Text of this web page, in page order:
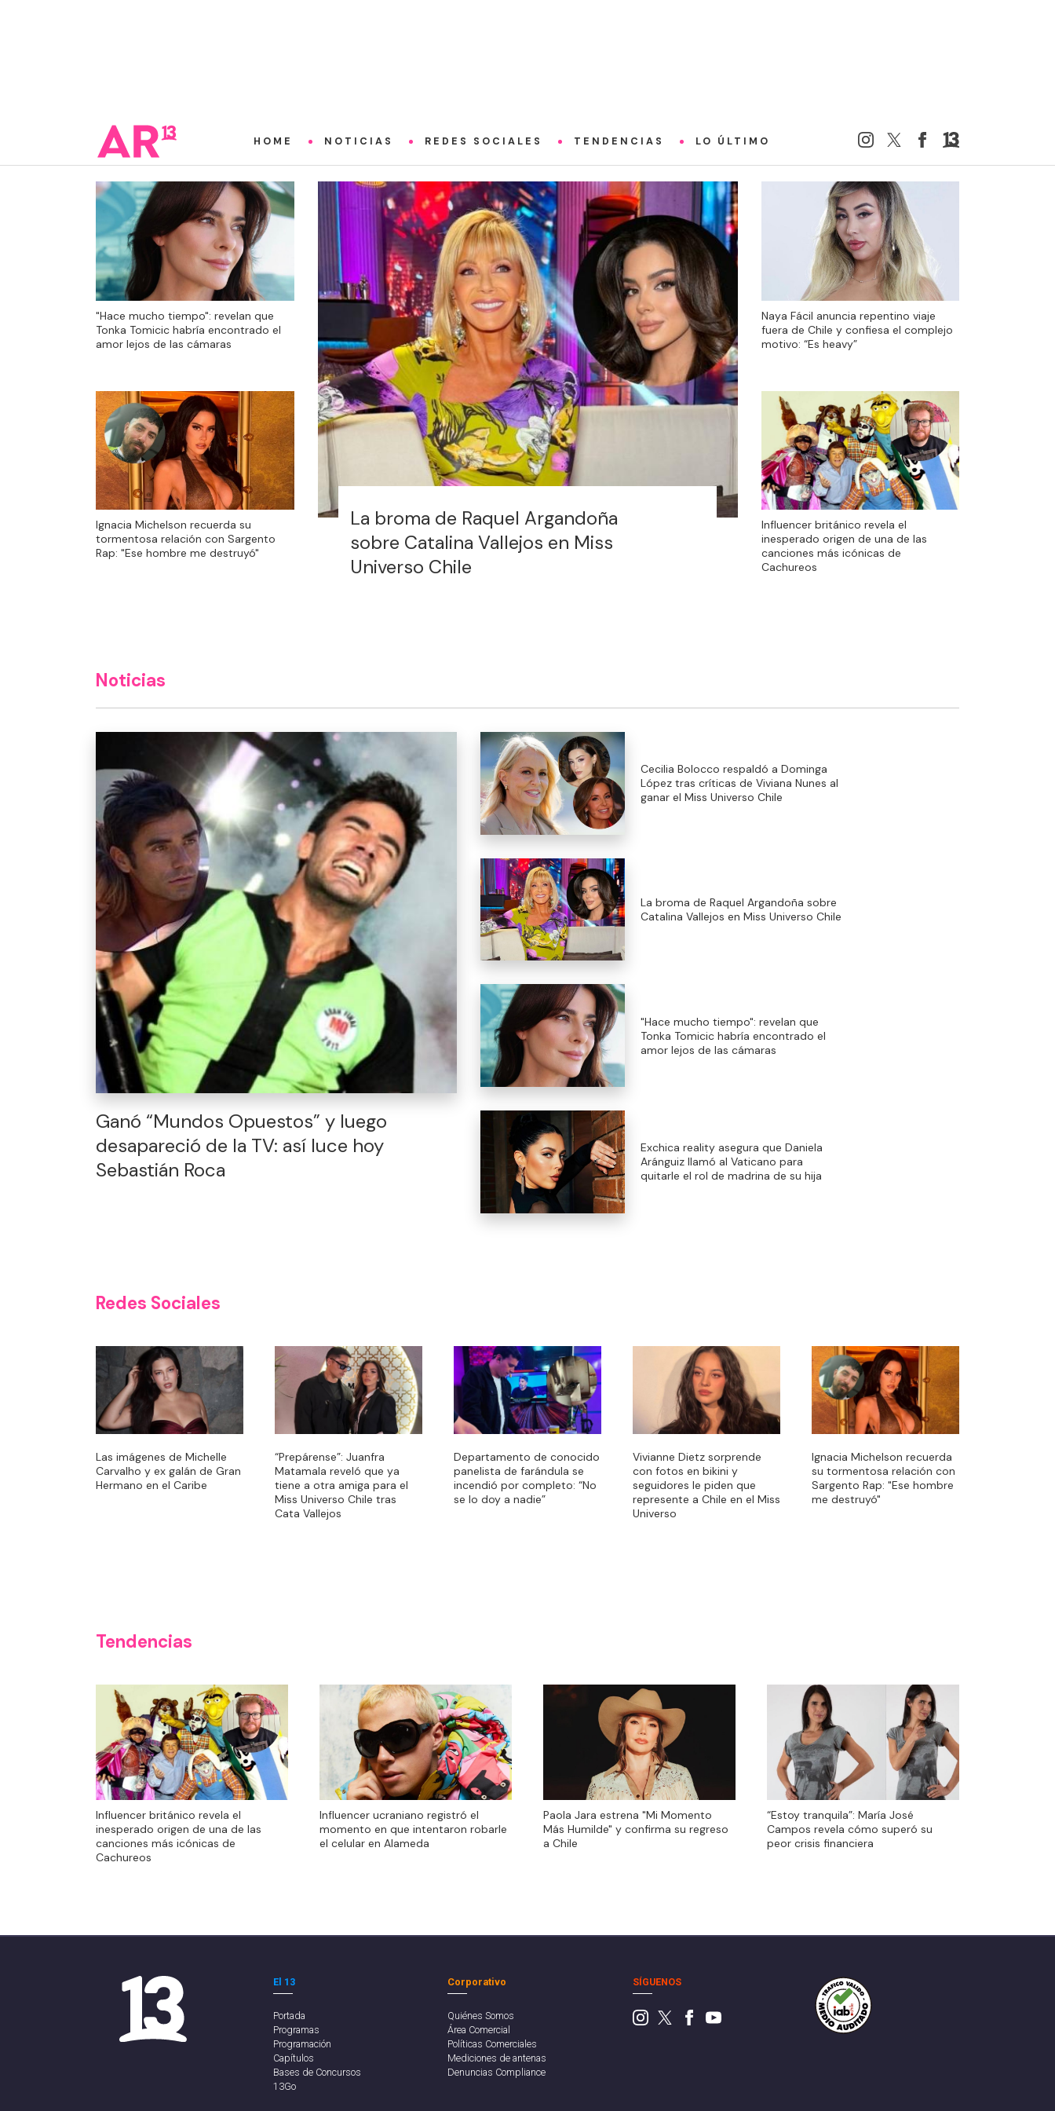
HOME NOTICIAS REDES SOCIALES TENDENCIAS LO ÚLTIMO
La broma de Raquel Argandoña
sobre Catalina Vallejos en Miss
Universo Chile
"Hace mucho tiempo": revelan que
Tonka Tomicic habría encontrado el
amor lejos de las cámaras
Ignacia Michelson recuerda su
tormentosa relación con Sargento
Rap: "Ese hombre me destruyó"
Naya Fácil anuncia repentino viaje
fuera de Chile y confiesa el complejo
motivo: “Es heavy”
Influencer británico revela el
inesperado origen de una de las
canciones más icónicas de
Cachureos
Noticias
Ganó “Mundos Opuestos” y luego
desapareció de la TV: así luce hoy
Sebastián Roca
Cecilia Bolocco respaldó a Dominga
López tras críticas de Viviana Nunes al
ganar el Miss Universo Chile
La broma de Raquel Argandoña sobre
Catalina Vallejos en Miss Universo Chile
"Hace mucho tiempo": revelan que
Tonka Tomicic habría encontrado el
amor lejos de las cámaras
Exchica reality asegura que Daniela
Aránguiz llamó al Vaticano para
quitarle el rol de madrina de su hija
Redes Sociales
Las imágenes de Michelle
Carvalho y ex galán de Gran
Hermano en el Caribe
“Prepárense”: Juanfra
Matamala reveló que ya
tiene a otra amiga para el
Miss Universo Chile tras
Cata Vallejos
Departamento de conocido
panelista de farándula se
incendió por completo: “No
se lo doy a nadie”
Vivianne Dietz sorprende
con fotos en bikini y
seguidores le piden que
represente a Chile en el Miss
Universo
Ignacia Michelson recuerda
su tormentosa relación con
Sargento Rap: "Ese hombre
me destruyó"
Tendencias
Influencer británico revela el
inesperado origen de una de las
canciones más icónicas de
Cachureos
Influencer ucraniano registró el
momento en que intentaron robarle
el celular en Alameda
Paola Jara estrena "Mi Momento
Más Humilde" y confirma su regreso
a Chile
“Estoy tranquila”: María José
Campos revela cómo superó su
peor crisis financiera
El 13
Portada
Programas
Programación
Capítulos
Bases de Concursos
13Go
Corporativo
Quiénes Somos
Área Comercial
Políticas Comerciales
Mediciones de antenas
Denuncias Compliance
SÍGUENOS